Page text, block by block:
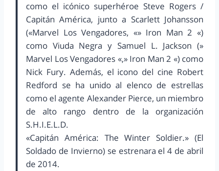
como el icónico superhéroe Steve Rogers /
Capitán América, junto a Scarlett Johansson
(«Marvel Los Vengadores, «» Iron Man 2 «)
como Viuda Negra y Samuel L. Jackson (»
Marvel Los Vengadores «,» Iron Man 2 «) como
Nick Fury. Además, el icono del cine Robert
Redford se ha unido al elenco de estrellas
como el agente Alexander Pierce, un miembro
de alto rango dentro de la organización
S.H.I.E.L.D.
«Capitán América: The Winter Soldier.» (El
Soldado de Invierno) se estrenara el 4 de abril
de 2014.